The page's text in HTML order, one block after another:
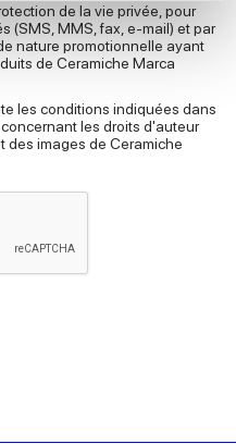
content and ads, to
to analyse our traffic.
your use of our site with
analytics partners who
that you’ve
collected from your use
de la vie privée, pour
(SMS, MMS, fax, e-mail) et par
nature promotionnelle ayant
de Ceramiche Marca
les conditions indiquées dans
concernant les droits d'auteur
des images de Ceramiche